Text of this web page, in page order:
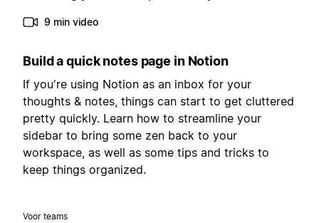
9 min video
Build a quick notes page in Notion
If you're using Notion as an inbox for your
thoughts & notes, things can start to get cluttered
pretty quickly. Learn how to streamline your
sidebar to bring some zen back to your
workspace, as well as some tips and tricks to
keep things organized.
Voor teams